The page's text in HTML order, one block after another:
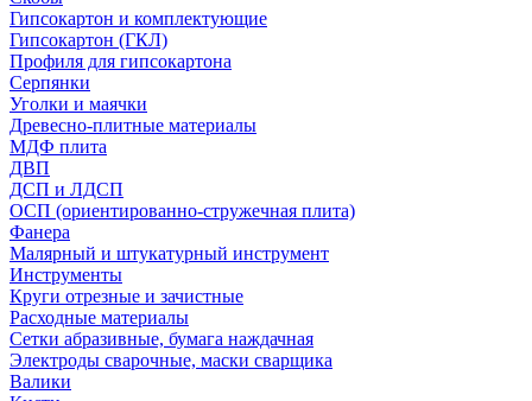
Гипсокартон и комплектующие
Гипсокартон (ГКЛ)
Профиля для гипсокартона
Серпянки
Уголки и маячки
Древесно-плитные материалы
МДФ плита
ДВП
ДСП и ЛДСП
ОСП (ориентированно-стружечная плита)
Фанера
Малярный и штукатурный инструмент
Инструменты
Круги отрезные и зачистные
Расходные материалы
Сетки абразивные, бумага наждачная
Электроды сварочные, маски сварщика
Валики